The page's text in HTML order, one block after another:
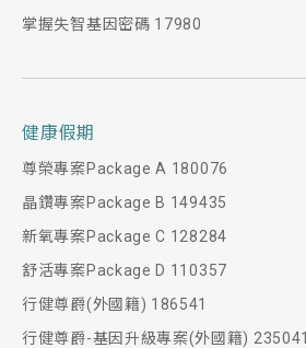
掌握失智基因密碼 17980
健康假期
尊榮專案Package A 180076
晶鑽專案Package B 149435
新氧專案Package C 128284
舒活專案Package D 110357
行健尊爵(外國籍) 186541
行健尊爵-基因升級專案(外國籍) 235041